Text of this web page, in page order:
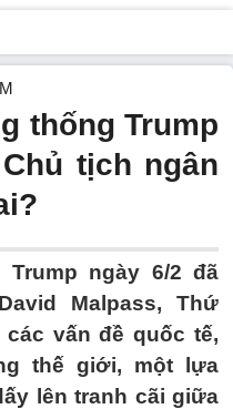
thống Trump
tịch ngân
Trump ngày 6/2 đã
Malpass, Thứ
vấn đề quốc tế,
thế giới, một lựa
lên tranh cãi giữa